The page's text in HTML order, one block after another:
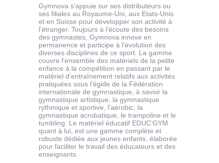
Gymnova s’appuie sur ses distributeurs ou
ses filiales au Royaume-Uni, aux Etats-Unis
et en Suisse pour développer son activité à
l’étranger. Toujours à l’écoute des besoins
des gymnastes, Gymnova innove en
permanence et participe à l’évolution des
diverses disciplines de ce sport. La gamme
couvre l'ensemble des matériels de la petite
enfance à la compétition en passant par le
matériel d’entraînement relatifs aux activités
pratiquées sous l'égide de la Fédération
internationale de gymnastique, à savoir la
gymnastique artistique, la gymnastique
rythmique et sportive, l'aérobic, la
gymnastique acrobatique, le trampoline et le
tumbling. Le matériel éducatif EDUC’GYM
quant à lui, est une gamme complète et
robuste dédiée aux jeunes enfants, élaborée
pour faciliter le travail des éducateurs et des
enseignants.